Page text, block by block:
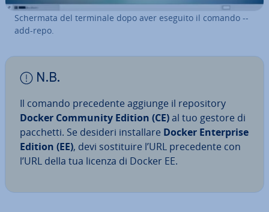
Schermata del terminale dopo aver eseguito il comando --
add-repo.
N.B.
Il comando pre­ce­den­te aggiunge il re­po­si­to­ry
Docker Community Edition (CE)al tuo gestore di
pacchetti. Se desideri in­stal­la­re Docker En­ter­pri­se
Edition (EE), devi so­sti­tui­re l’URL pre­ce­den­te con
l’URL della tua licenza di Docker EE.